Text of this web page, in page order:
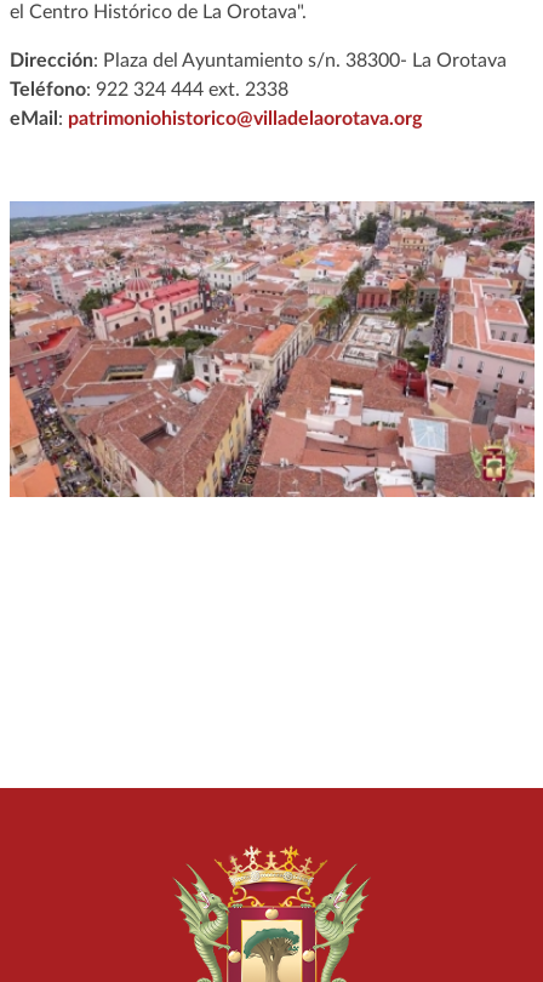
el Centro Histórico de La Orotava".
Dirección: Plaza del Ayuntamiento s/n. 38300- La Orotava
Teléfono: 922 324 444 ext. 2338
eMail : patrimoniohistorico@villadelaorotava.org